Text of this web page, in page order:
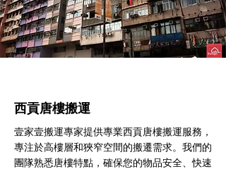
西貢​唐樓搬運
壹家壹搬運專家提供專業西貢唐樓搬運服務，
專注於高樓層和狹窄空間的搬遷需求。我們的
團隊熟悉唐樓特點，確保您的物品安全、快速